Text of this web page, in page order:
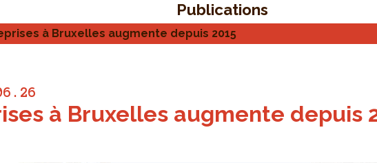
Publications
à Bruxelles augmente depuis 2015
à Bruxelles augmente depuis